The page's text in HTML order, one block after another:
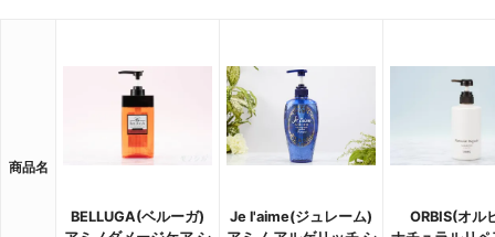
商品名
BELLUGA(ベルーガ)
Je l'aime(ジュレーム)
ORBIS(オル